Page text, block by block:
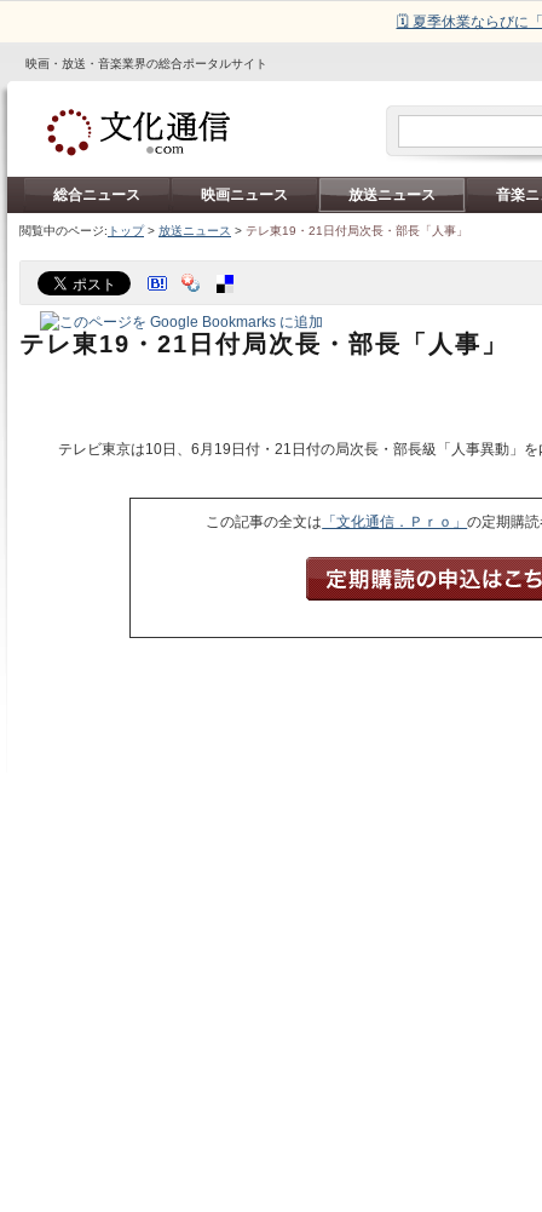
🗓️ 夏季休業ならびに
映画・放送・音楽業界の総合ポータルサイト
総合ニュース 映画ニュース 放送ニュース 音楽
閲覧中のページ: トップ> 放送ニュース > テレ東19・21日付局次長・部長「人事」
テレ東19・21日付局次長・部長「人事」
テレビ東京は10日、6月19日付・21日付の局次長・部長級「人事異動」
この記事の全文は 「文化通信．Ｐｒｏ」の定期購